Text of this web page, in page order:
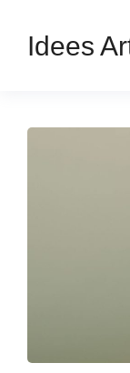
Idees